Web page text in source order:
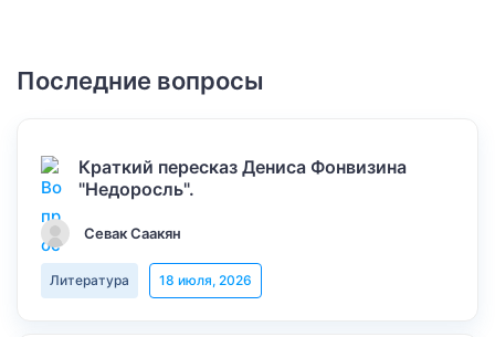
Последние вопросы
Краткий пересказ Дениса Фонвизина
"Недоросль".
Севак Саакян
Литература 18 июля, 2026